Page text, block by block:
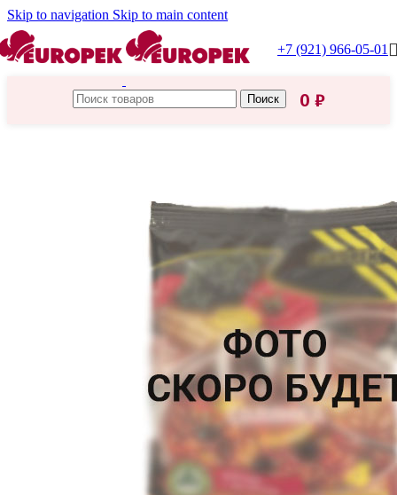
Skip to navigation Skip to main content
+7 (921) 966-05-01
Поиск 0 ₽